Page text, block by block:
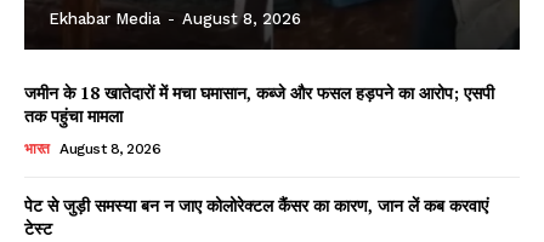
Ekhabar Media - August 8, 2026
जमीन के 18 खातेदारों में मचा घमासान, कब्जे और फसल हड़पने का आरोप; एसपी
तक पहुंचा मामला
भारत August 8, 2026
पेट से जुड़ी समस्या बन न जाए कोलोरेक्टल कैंसर का कारण, जान लें कब करवाएं
टेस्ट